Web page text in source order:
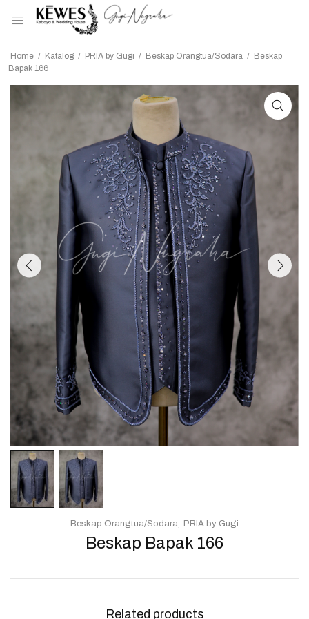
Home / Katalog / PRIA by Gugi / Beskap Orangtua/Sodara / Beskap
Bapak 166
Beskap Bapak 166
Beskap Orangtua/Sodara PRIA by Gugi
Related products